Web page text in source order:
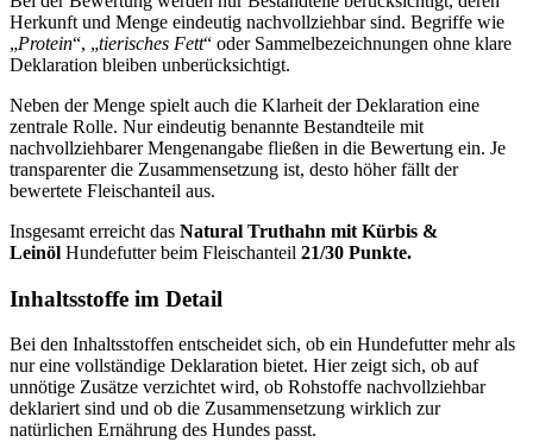
Herkunft und Menge eindeutig nachvollziehbar sind. Begriffe wie
„Protein“, „tierisches Fett“ oder Sammelbezeichnungen ohne klare
Deklaration bleiben unberücksichtigt.
Neben der Menge spielt auch die Klarheit der Deklaration eine
zentrale Rolle. Nur eindeutig benannte Bestandteile mit
nachvollziehbarer Mengenangabe fließen in die Bewertung ein. Je
transparenter die Zusammensetzung ist, desto höher fällt der
bewertete Fleischanteil aus.
Insgesamt erreicht das Natural Truthahn mit Kürbis &
Leinöl Hundefutter beim Fleischanteil 21/30 Punkte.
Inhaltsstoffe im Detail
Bei den Inhaltsstoffen entscheidet sich, ob ein Hundefutter mehr als
nur eine vollständige Deklaration bietet. Hier zeigt sich, ob auf
unnötige Zusätze verzichtet wird, ob Rohstoffe nachvollziehbar
deklariert sind und ob die Zusammensetzung wirklich zur
natürlichen Ernährung des Hundes passt.